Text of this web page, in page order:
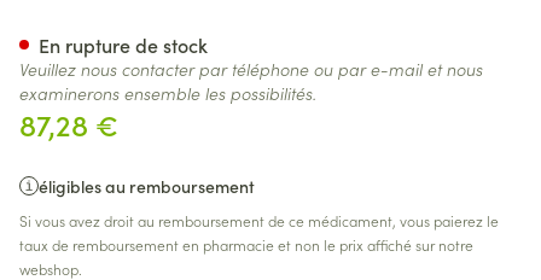
87,28 €
éligibles au remboursement
Si vous avez droit au remboursement de ce médicament, vous paierez le
taux de remboursement en pharmacie et non le prix affiché sur notre
webshop.
En rupture de stock
Veuillez nous contacter par téléphone ou par e-mail et nous
examinerons ensemble les possibilités.